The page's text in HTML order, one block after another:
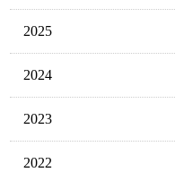
2025
2024
2023
2022